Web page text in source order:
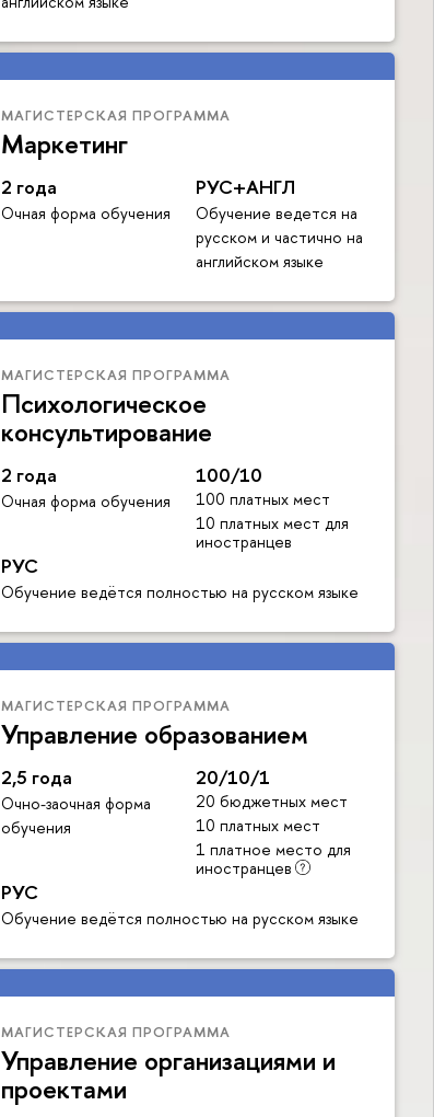
МАГИСТЕРСКАЯ ПРОГРАММА
Маркетинг
2 года
Очная форма обучения
РУС+АНГЛ
Обучение ведется на
русском и частично на
английском языке
МАГИСТЕРСКАЯ ПРОГРАММА
Психологическое
консультирование
2 года
Очная форма обучения
100/10
100 платных мест
10 платных мест для
иностранцев
РУС
Обучение ведётся полностью на русском языке
МАГИСТЕРСКАЯ ПРОГРАММА
Управление образованием
2,5 года
Очно-заочная форма
обучения
20/10/1
20 бюджетных мест
10 платных мест
1 платное место для
иностранцев
РУС
Обучение ведётся полностью на русском языке
МАГИСТЕРСКАЯ ПРОГРАММА
Управление организациями и
проектами